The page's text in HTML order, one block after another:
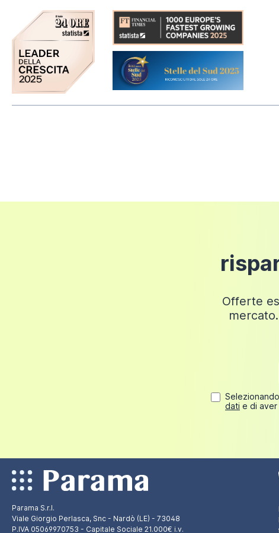
Cristalli Temperati:
Installazione Reversibile:
Modello:
predette tempistiche.
Ilresodel prodotto è consentitoentro 14 giorni
installato/utilizzato e che l'imballo sia integro.
24 euro
Offerte
dati e di
Parama S.r.l.
Viale Giorgio Perlasca, Snc - Nardò (LE) - 73048
P.IVA 05069970753 - Capitale Sociale 21.000€ i.v.